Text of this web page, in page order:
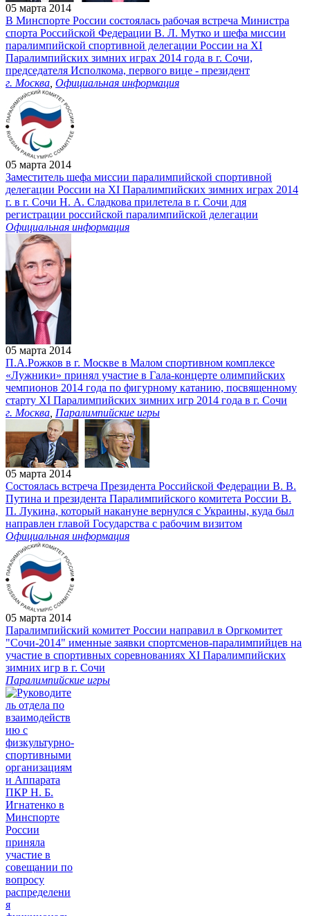
05 марта 2014
В Минспорте России состоялась рабочая встреча Министра
спорта Российской Федерации В. Л. Мутко и шефа миссии
паралимпийской спортивной делегации России на XI
Паралимпийских зимних играх 2014 года в г. Сочи,
председателя Исполкома, первого вице - президент
г. Москва Официальная информация
05 марта 2014
Заместитель шефа миссии паралимпийской спортивной
делегации России на XI Паралимпийских зимних играх 2014
г. в г. Сочи Н. А. Сладкова прилетела в г. Сочи для
регистрации российской паралимпийской делегации
Официальная информация
05 марта 2014
П.А.Рожков в г. Москве в Малом спортивном комплексе
«Лужники» принял участие в Гала-концерте олимпийских
чемпионов 2014 года по фигурному катанию, посвященному
старту XI Паралимпийских зимних игр 2014 года в г. Сочи
г. Москва Паралимпийские игры
05 марта 2014
Состоялась встреча Президента Российской Федерации В. В.
Путина и президента Паралимпийского комитета России В.
П. Лукина, который накануне вернулся с Украины, куда был
направлен главой Государства с рабочим визитом
Официальная информация
05 марта 2014
Паралимпийский комитет России направил в Оргкомитет
"Сочи-2014" именные заявки спортсменов-паралимпийцев на
участие в спортивных соревнованиях XI Паралимпийских
зимних игр в г. Сочи
Паралимпийские игры